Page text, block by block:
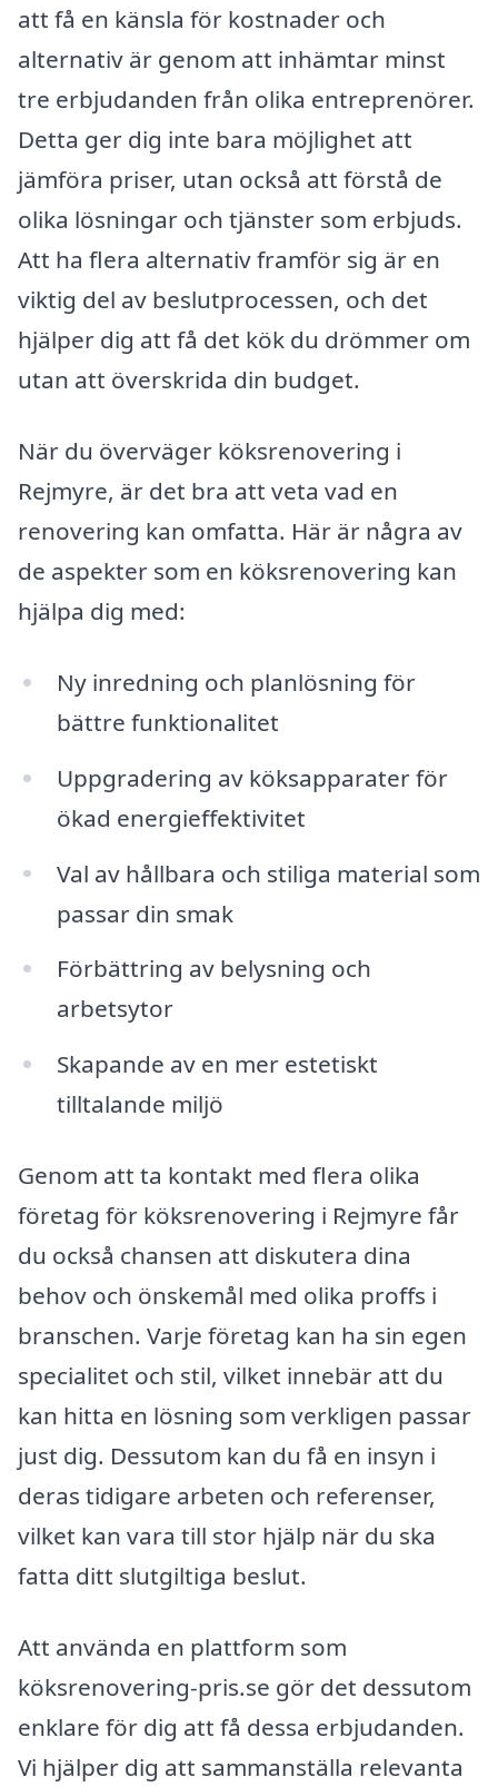
att få en känsla för kostnader och
alternativ är genom att inhämtar minst
tre erbjudanden från olika entreprenörer.
Detta ger dig inte bara möjlighet att
jämföra priser, utan också att förstå de
olika lösningar och tjänster som erbjuds.
Att ha flera alternativ framför sig är en
viktig del av beslutprocessen, och det
hjälper dig att få det kök du drömmer om
utan att överskrida din budget.
När du överväger köksrenovering i
Rejmyre, är det bra att veta vad en
renovering kan omfatta. Här är några av
de aspekter som en köksrenovering kan
hjälpa dig med:
Ny inredning och planlösning för
bättre funktionalitet
Uppgradering av köksapparater för
ökad energieffektivitet
Val av hållbara och stiliga material som
passar din smak
Förbättring av belysning och
arbetsytor
Skapande av en mer estetiskt
tilltalande miljö
Genom att ta kontakt med flera olika
företag för köksrenovering i Rejmyre får
du också chansen att diskutera dina
behov och önskemål med olika proffs i
branschen. Varje företag kan ha sin egen
specialitet och stil, vilket innebär att du
kan hitta en lösning som verkligen passar
just dig. Dessutom kan du få en insyn i
deras tidigare arbeten och referenser,
vilket kan vara till stor hjälp när du ska
fatta ditt slutgiltiga beslut.
Att använda en plattform som
köksrenovering-pris.se gör det dessutom
enklare för dig att få dessa erbjudanden.
Vi hjälper dig att sammanställa relevanta